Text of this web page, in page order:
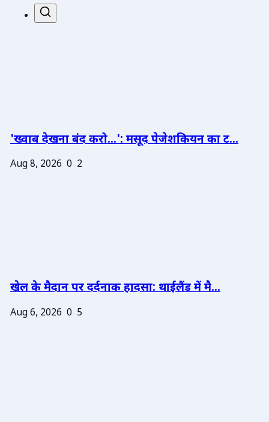
'ख्वाब देखना बंद करो...': मसूद पेजेशकियन का ट...
Aug 8, 2026 0 2
खेल के मैदान पर दर्दनाक हादसा: थाईलैंड में मै...
Aug 6, 2026 0 5